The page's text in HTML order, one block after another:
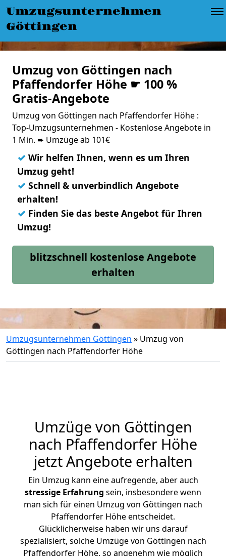
Umzugsunternehmen
Göttingen
Umzug von Göttingen nach
Pfaffendorfer Höhe ☛ 100 %
Gratis-Angebote
Umzug von Göttingen nach Pfaffendorfer Höhe :
Top-Umzugsunternehmen - Kostenlose Angebote in
1 Min. ➨ Umzüge ab 101€
✓ Wir helfen Ihnen, wenn es um Ihren
Umzug geht!
✓ Schnell & unverbindlich Angebote
erhalten!
✓ Finden Sie das beste Angebot für Ihren
Umzug!
blitzschnell kostenlose Angebote
erhalten
Umzugsunternehmen Göttingen » Umzug von
Göttingen nach Pfaffendorfer Höhe
Umzüge von Göttingen
nach Pfaffendorfer Höhe
jetzt Angebote erhalten
Ein Umzug kann eine aufregende, aber auch
stressige Erfahrung sein, insbesondere wenn
man sich für einen Umzug von Göttingen nach
Pfaffendorfer Höhe entscheidet.
Glücklicherweise haben wir uns darauf
spezialisiert, solche Umzüge von Göttingen nach
Pfaffendorfer Höhe, so angenehm wie möglich